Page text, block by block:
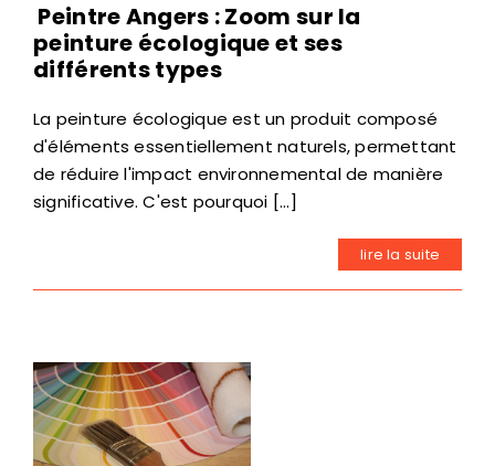
Peintre Angers : Zoom sur la
peinture écologique et ses
différents types
La peinture écologique est un produit composé
d'éléments essentiellement naturels, permettant
de réduire l'impact environnemental de manière
significative. C'est pourquoi [...]
lire la suite